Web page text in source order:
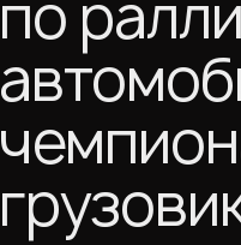
по